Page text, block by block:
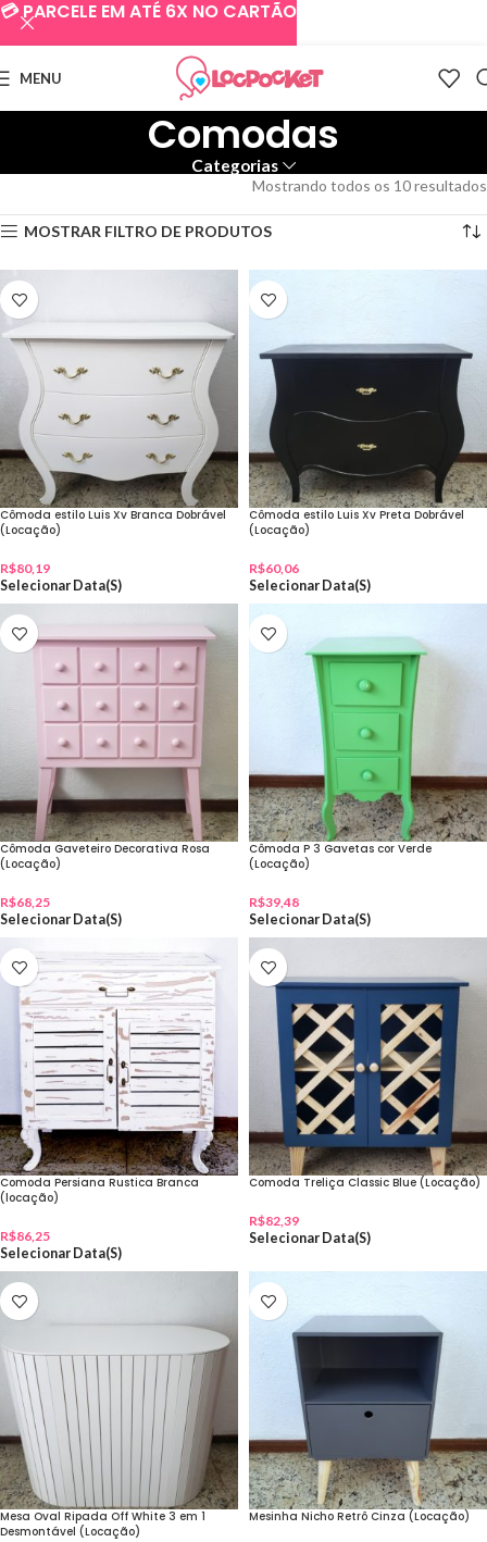
MENU
Comodas
Categorias
Mostrando todos os 10 resultados
MOSTRAR FILTRO DE PRODUTOS
Cômoda estilo Luis Xv Branca Dobrável
(Locação)
R$80,19
Selecionar Data(s)
Cômoda estilo Luis Xv Preta Dobrável
(Locação)
R$60,06
Selecionar Data(s)
Cômoda Gaveteiro Decorativa Rosa
(Locação)
R$68,25
Selecionar Data(s)
Cômoda P 3 Gavetas cor Verde
(Locação)
R$39,48
Selecionar Data(s)
Comoda Persiana Rustica Branca
(locação)
R$86,25
Selecionar Data(s)
Comoda Treliça Classic Blue (Locação)
R$82,39
Selecionar Data(s)
Mesa Oval Ripada Off White 3 em 1
Desmontável (Locação)
Mesinha Nicho Retrô Cinza (Locação)
💳 PARCELE EM ATÉ 6X NO CARTÃO